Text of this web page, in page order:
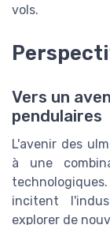
vols.
Vers un
pendulaires
L'avenir des
à une
incitent
explorer de